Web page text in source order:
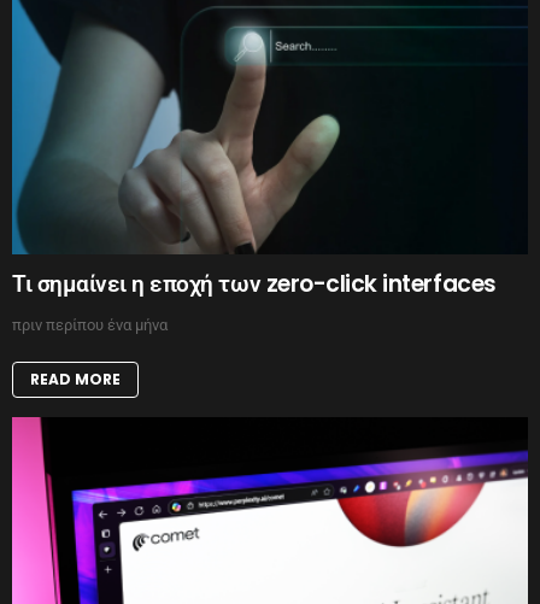
Τι σημαίνει η εποχή των zero-click interfaces
πριν περίπου ένα μήνα
READ MORE